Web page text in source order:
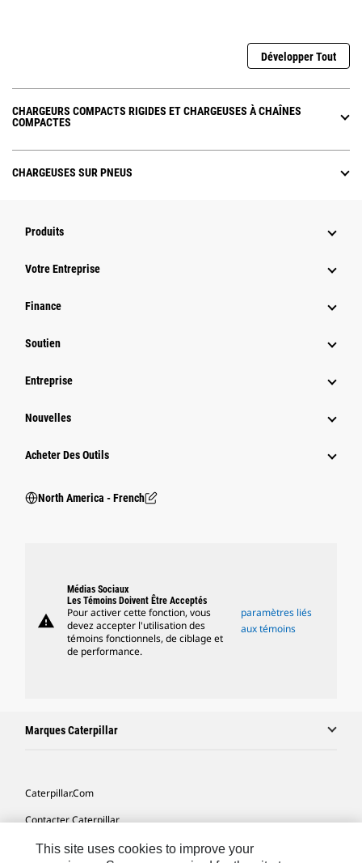
Développer Tout
CHARGEURS COMPACTS RIGIDES ET CHARGEUSES À CHAÎNES
COMPACTES
CHARGEUSES SUR PNEUS
Produits
Votre Entreprise
Finance
Soutien
Entreprise
Nouvelles
Acheter Des Outils
North America - French
warning
Médias Sociaux
Les Témoins Doivent Être Acceptés
Pour activer cette fonction, vous
devez accepter l'utilisation des
témoins fonctionnels, de ciblage et
de performance.
paramètres liés
aux témoins
Marques Caterpillar
Caterpillar.com
Contacter Caterpillar
Mes Préférences Marketing
This site uses cookies to improve your